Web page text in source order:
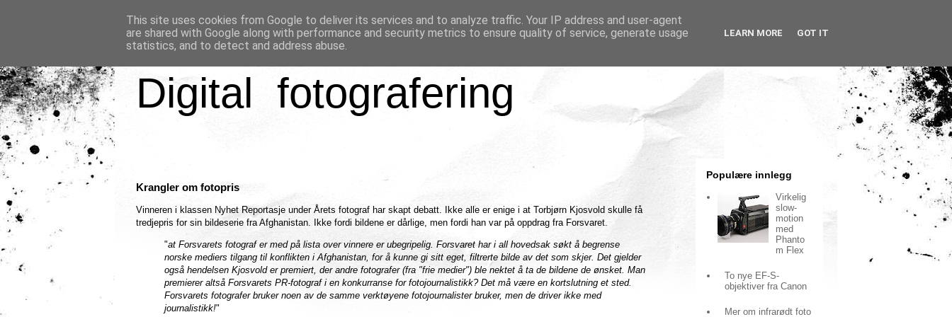
Digital fotografering
Krangler om fotopris
Vinneren i klassen Nyhet Reportasje under Årets fotograf har skapt debatt. Ikke alle er enige i at Torbjørn Kjosvold skulle få
tredjepris for sin bildeserie fra Afghanistan. Ikke fordi bildene er dårlige, men fordi han var på oppdrag fra Forsvaret.
"at Forsvarets fotograf er med på lista over vinnere er ubegripelig. Forsvaret har i all hovedsak søkt å begrense
norske mediers tilgang til konflikten i Afghanistan, for å kunne gi sitt eget, filtrerte bilde av det som skjer. Det gjelder
også hendelsen Kjosvold er premiert, der andre fotografer (fra "frie medier") ble nektet å ta de bildene de ønsket. Man
premierer altså Forsvarets PR-fotograf i en konkurranse for fotojournalistikk? Det må være en kortslutning et sted.
Forsvarets fotografer bruker noen av de samme verktøyene fotojournalister bruker, men de driver ikke med
journalistikk!"
Populære innlegg
Virkelig
slow-
motion
med
Phanto
m Flex
To nye EF-S-
objektiver fra Canon
Mer om infrarødt foto
This site uses cookies from Google to deliver its services and to analyze traffic. Your IP address and user-agent
are shared with Google along with performance and security metrics to ensure quality of service, generate usage
statistics, and to detect and address abuse.
LEARN MORE GOT IT